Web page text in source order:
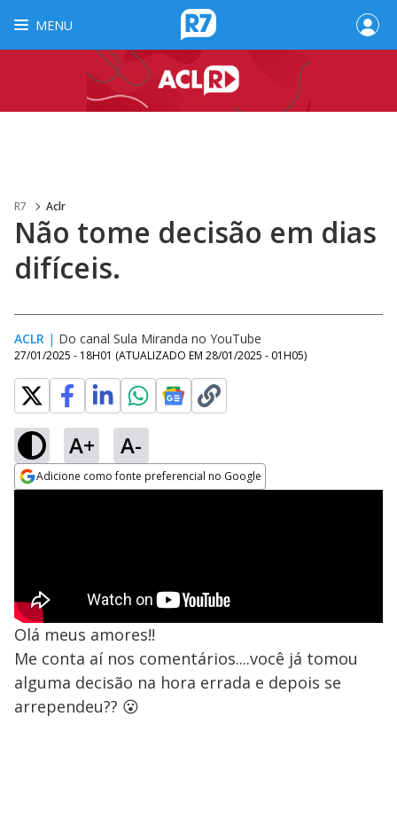
MENU
R7 Aclr
Não tome decisão em dias
difíceis.
ACLR | Do canal Sula Miranda no YouTube
27/01/2025 - 18H01 (ATUALIZADO EM 28/01/2025 - 01H05)
A+ A-
Adicione como fonte preferencial no Google
Olá meus amores!!
Me conta aí nos comentários....você já tomou
alguma decisão na hora errada e depois se
arrependeu?? 😮